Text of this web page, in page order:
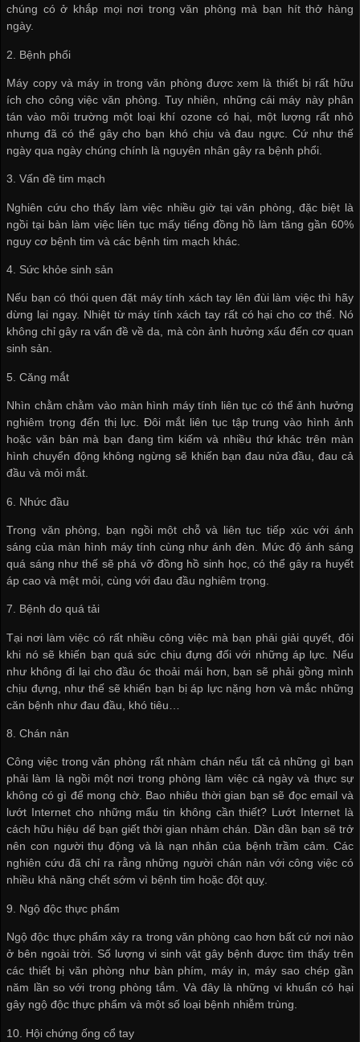
chúng có ở khắp mọi nơi trong văn phòng mà bạn hít thở hàng
ngày.
2. Bệnh phổi
Máy copy và máy in trong văn phòng được xem là thiết bị rất hữu
ích cho công việc văn phòng. Tuy nhiên, những cái máy này phân
tán vào môi trường một loại khí ozone có hại, một lượng rất nhỏ
nhưng đã có thể gây cho bạn khó chịu và đau ngực. Cứ như thế
ngày qua ngày chúng chính là nguyên nhân gây ra bệnh phổi.
3. Vấn đề tim mạch
Nghiên cứu cho thấy làm việc nhiều giờ tại văn phòng, đặc biệt là
ngồi tại bàn làm việc liên tục mấy tiếng đồng hồ làm tăng gần 60%
nguy cơ bệnh tim và các bệnh tim mạch khác.
4. Sức khỏe sinh sản
Nếu bạn có thói quen đặt máy tính xách tay lên đùi làm việc thì hãy
dừng lại ngay. Nhiệt từ máy tính xách tay rất có hại cho cơ thể. Nó
không chỉ gây ra vấn đề về da, mà còn ảnh hưởng xấu đến cơ quan
sinh sản.
5. Căng mắt
Nhìn chằm chằm vào màn hình máy tính liên tục có thể ảnh hưởng
nghiêm trọng đến thị lực. Đôi mắt liên tục tập trung vào hình ảnh
hoặc văn bản mà bạn đang tìm kiếm và nhiều thứ khác trên màn
hình chuyển động không ngừng sẽ khiến bạn đau nửa đầu, đau cả
đầu và mỏi mắt.
6. Nhức đầu
Trong văn phòng, bạn ngồi một chỗ và liên tục tiếp xúc với ánh
sáng của màn hình máy tính cùng như ánh đèn. Mức độ ánh sáng
quá sáng như thế sẽ phá vỡ đồng hồ sinh học, có thể gây ra huyết
áp cao và mệt mỏi, cùng với đau đầu nghiêm trọng.
7. Bệnh do quá tải
Tại nơi làm việc có rất nhiều công việc mà bạn phải giải quyết, đôi
khi nó sẽ khiến bạn quá sức chịu đựng đối với những áp lực. Nếu
như không đi lại cho đầu óc thoải mái hơn, bạn sẽ phải gồng mình
chịu đựng, như thế sẽ khiến bạn bị áp lực nặng hơn và mắc những
căn bệnh như đau đầu, khó tiêu…
8. Chán nản
Công việc trong văn phòng rất nhàm chán nếu tất cả những gì bạn
phải làm là ngồi một nơi trong phòng làm việc cả ngày và thực sự
không có gì để mong chờ. Bao nhiêu thời gian bạn sẽ đọc email và
lướt Internet cho những mẩu tin không cần thiết? Lướt Internet là
cách hữu hiệu dể bạn giết thời gian nhàm chán. Dần dần bạn sẽ trở
nên con người thụ động và là nạn nhân của bệnh trầm cảm. Các
nghiên cứu đã chỉ ra rằng những người chán nản với công việc có
nhiều khả năng chết sớm vì bệnh tim hoặc đột quỵ.
9. Ngộ độc thực phẩm
Ngộ độc thực phẩm xảy ra trong văn phòng cao hơn bất cứ nơi nào
ở bên ngoài trời. Số lượng vi sinh vật gây bệnh được tìm thấy trên
các thiết bị văn phòng như bàn phím, máy in, máy sao chép gần
năm lần so với trong phòng tắm. Và đây là những vi khuẩn có hại
gây ngộ độc thực phẩm và một số loại bệnh nhiễm trùng.
10. Hội chứng ống cổ tay